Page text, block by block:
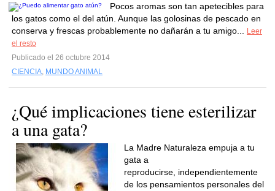
Pocos aromas son tan apetecibles para
los gatos como el del atún. Aunque las golosinas de pescado en
conserva y frescas probablemente no dañarán a tu amigo...
Leer
el resto
Publicado el 26 octubre 2014
CIENCIA, MUNDO ANIMAL
¿Qué implicaciones tiene esterilizar
a una gata?
La Madre Naturaleza empuja a tu
gata a
reproducirse, independientemente
de los pensamientos personales del